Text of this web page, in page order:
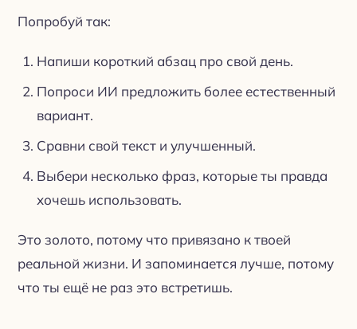
Попробуй так:
Напиши короткий абзац про свой день.
Попроси ИИ предложить более естественный
вариант.
Сравни свой текст и улучшенный.
Выбери несколько фраз, которые ты правда
хочешь использовать.
Это золото, потому что привязано к твоей
реальной жизни. И запоминается лучше, потому
что ты ещё не раз это встретишь.